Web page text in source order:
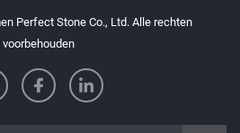
Perfect Stone Co., Ltd. Alle rechten
voorbehouden